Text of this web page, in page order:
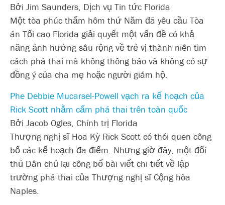
Bởi Jim Saunders, Dịch vụ Tin tức Florida
Một tòa phúc thẩm hôm thứ Năm đã yêu cầu Tòa
án Tối cao Florida giải quyết một vấn đề có khả
năng ảnh hưởng sâu rộng về trẻ vị thành niên tìm
cách phá thai mà không thông báo và không có sự
đồng ý của cha mẹ hoặc người giám hộ.
Phe Debbie Mucarsel-Powell vạch ra kế hoạch của
Rick Scott nhằm cấm phá thai trên toàn quốc
Bởi Jacob Ogles, Chính trị Florida
Thượng nghị sĩ Hoa Kỳ Rick Scott có thói quen công
bố các kế hoạch đa điểm. Nhưng giờ đây, một đối
thủ Dân chủ lại công bố bài viết chi tiết về lập
trường phá thai của Thượng nghị sĩ Cộng hòa
Naples.